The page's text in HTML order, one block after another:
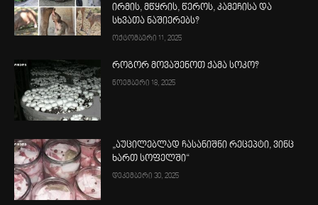
ირმის, მწყრის, წეროს, კამეჩისა და
სხვათა ნაშიერებს?
ოქტომბერი 11, 2025
როგორ მოვაშენოთ ქამა სოკო?
ნოემბერი 18, 2025
„აუცილებლად ჩასანიშნი რეცეპტი, ვინც
ხართ სოფელში“
დეკემბერი 30, 2025